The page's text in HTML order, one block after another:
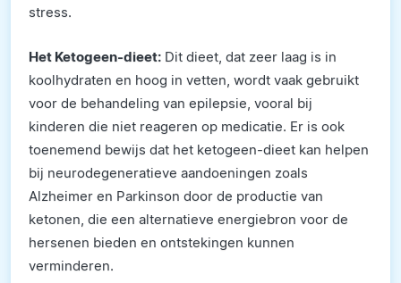
stress.
Het Ketogeen-dieet: Dit dieet, dat zeer laag is in
koolhydraten en hoog in vetten, wordt vaak gebruikt
voor de behandeling van epilepsie, vooral bij
kinderen die niet reageren op medicatie. Er is ook
toenemend bewijs dat het ketogeen-dieet kan helpen
bij neurodegeneratieve aandoeningen zoals
Alzheimer en Parkinson door de productie van
ketonen, die een alternatieve energiebron voor de
hersenen bieden en ontstekingen kunnen
verminderen.